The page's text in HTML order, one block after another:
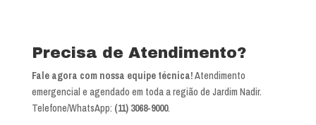
Precisa de Atendimento?
Fale agora com nossa equipe técnica!Atendimento
emergencial e agendado em toda a região de Jardim Nadir.
Telefone/WhatsApp: (11) 3068-9000.